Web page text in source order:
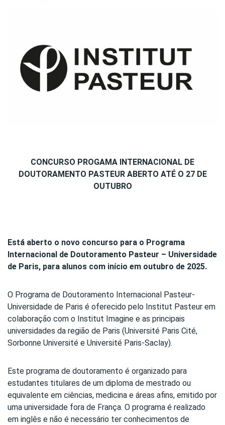
CONCURSO PROGAMA INTERNACIONAL DE
DOUTORAMENTO PASTEUR ABERTO ATÉ O 27 DE
OUTUBRO
Está aberto o novo concurso para o Programa
Internacional de Doutoramento Pasteur – Universidade
de Paris, para alunos com início em outubro de 2025.
O Programa de Doutoramento Internacional Pasteur-
Universidade de Paris é oferecido pelo Institut Pasteur em
colaboração com o Institut Imagine e as principais
universidades da região de Paris (Université Paris Cité,
Sorbonne Université e Université Paris-Saclay).
Este programa de doutoramento é organizado para
estudantes titulares de um diploma de mestrado ou
equivalente em ciências, medicina e áreas afins, emitido por
uma universidade fora de França. O programa é realizado
em inglês e não é necessário ter conhecimentos de